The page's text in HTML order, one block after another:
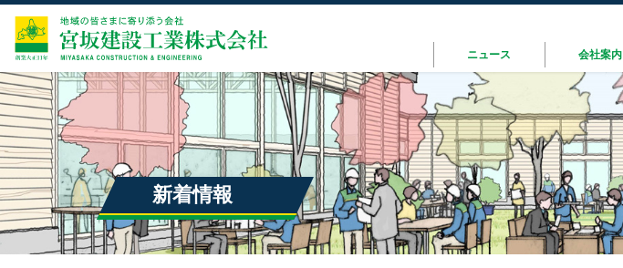
ニュース 会社案内
新着情報